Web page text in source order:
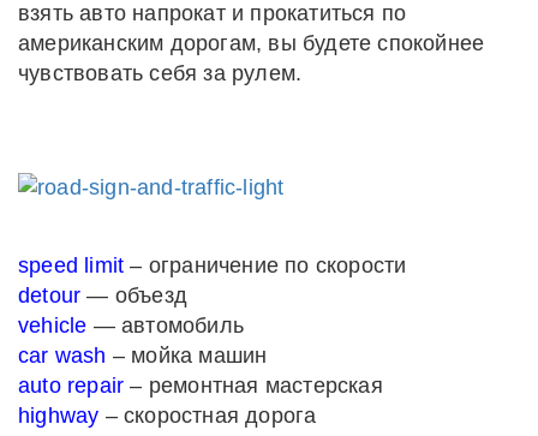
взять авто напрокат и прокатиться по
американским дорогам, вы будете спокойнее
чувствовать себя за рулем.
speed limit – ограничение по скорости
detour — объезд
vehicle — автомобиль
car wash – мойка машин
auto repair – ремонтная мастерская
highway – скоростная дорога